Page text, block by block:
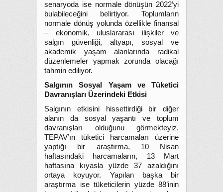
senaryoda ise normale dönüşün 2022’yi
bulabileceğini belirtiyor. Toplumların
normale dönüş yolunda özellikle finansal
– ekonomik, uluslararası ilişkiler ve
salgın güvenliği, altyapı, sosyal ve
akademik yaşam alanlarında radikal
düzenlemeler yapmak zorunda olacağı
tahmin ediliyor.
Salgının Sosyal Yaşam ve Tüketici
Davranışları Üzerindeki Etkisi
Salgının etkisini hissettirdiği bir diğer
alanın da sosyal yaşantı ve toplum
davranışları olduğunu görmekteyiz.
TEPAV’ın tüketici harcamaları üzerine
yaptığı bir araştırma, 10 Nisan
haftasındaki harcamaların, 13 Mart
haftasına kıyasla yüzde 37 azaldığını
ortaya koyuyor. Yapılan başka bir
araştırma ise tüketicilerin yüzde 88’inin